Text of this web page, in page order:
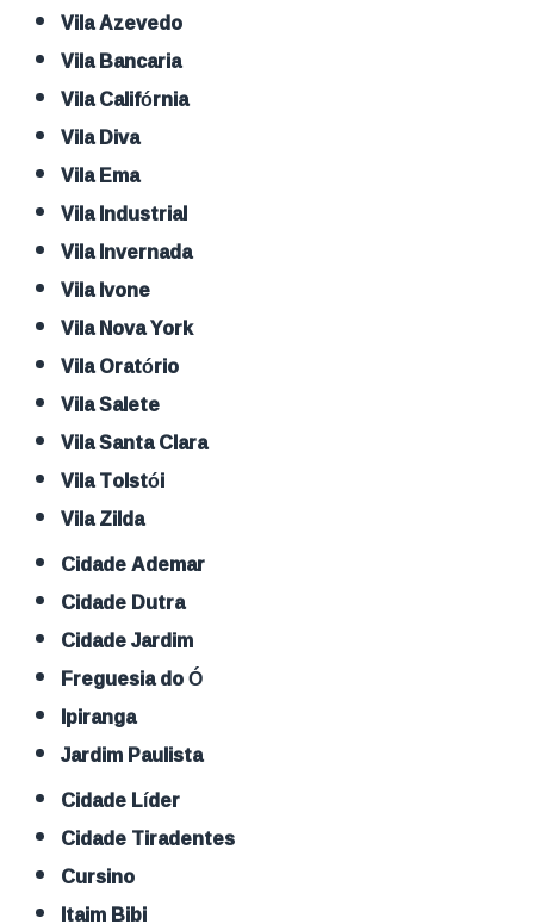
Vila Azevedo
Vila Bancaria
Vila Califórnia
Vila Diva
Vila Ema
Vila Industrial
Vila Invernada
Vila Ivone
Vila Nova York
Vila Oratório
Vila Salete
Vila Santa Clara
Vila Tolstói
Vila Zilda
Cidade Ademar
Cidade Dutra
Cidade Jardim
Freguesia do Ó
Ipiranga
Jardim Paulista
Cidade Líder
Cidade Tiradentes
Cursino
Itaim Bibi